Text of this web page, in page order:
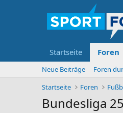
Startseite Foren
Neue Beiträge
Foren
Startseite
Foren
Bundesliga